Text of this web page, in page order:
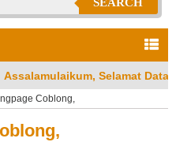
SEARCH
di Jasa Bandung Website
Coblong,